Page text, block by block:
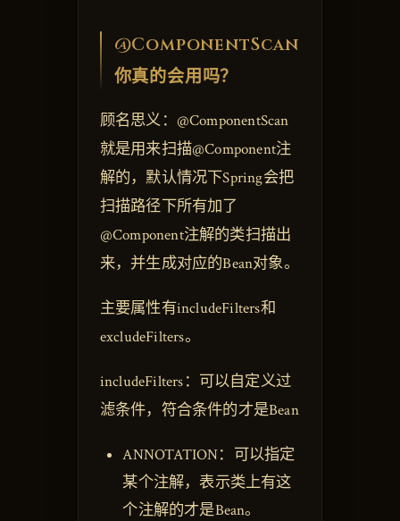
@ComponentScan
你真的会用吗？
顾名思义：@ComponentScan
就是用来扫描@Component注
解的，默认情况下Spring会把
扫描路径下所有加了
@Component注解的类扫描出
来，并生成对应的Bean对象。
主要属性有includeFilters和
excludeFilters。
includeFilters：可以自定义过
滤条件，符合条件的才是Bean
ANNOTATION：可以指定
某个注解，表示类上有这
个注解的才是Bean。